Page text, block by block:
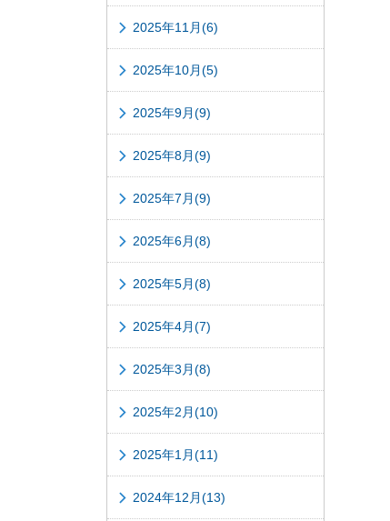
2025年11月(6)
2025年10月(5)
2025年9月(9)
2025年8月(9)
2025年7月(9)
2025年6月(8)
2025年5月(8)
2025年4月(7)
2025年3月(8)
2025年2月(10)
2025年1月(11)
2024年12月(13)